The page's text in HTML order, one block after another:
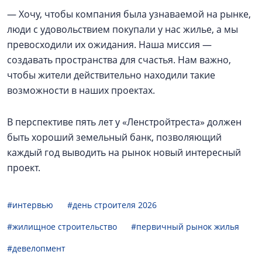
— Хочу, чтобы компания была узнаваемой на рынке,
люди с удовольствием покупали у нас жилье, а мы
превосходили их ожидания. Наша миссия —
создавать пространства для счастья. Нам важно,
чтобы жители действительно находили такие
возможности в наших проектах.
В перспективе пять лет у «Ленстройтреста» должен
быть хороший земельный банк, позволяющий
каждый год выводить на рынок новый интересный
проект.
#интервью
#день строителя 2026
#жилищное строительство
#первичный рынок жилья
#девелопмент